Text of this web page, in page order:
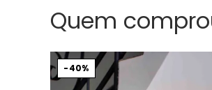
Quem
40%